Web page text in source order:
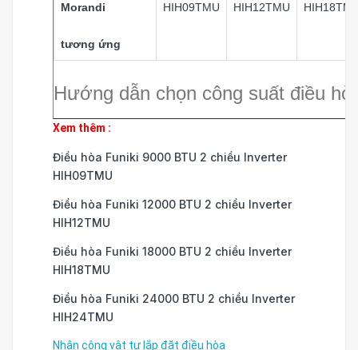
Hướng dẫn chọn công suất điều
Morandi
tương ứng
HIH09TMU HIH12TMU
Xem thêm :
Điều hòa Funiki 9000 BTU 2 chiều Inverter
HIH09TMU
Điều hòa Funiki 12000 BTU 2 chiều Inverter
HIH12TMU
Điều hòa Funiki 18000 BTU 2 chiều Inverter
HIH18TMU
Điều hòa Funiki 24000 BTU 2 chiều Inverter
HIH24TMU
Nhân công vật tư lắp đặt điều hòa